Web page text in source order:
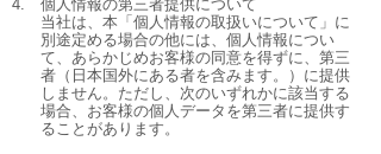
4.
個人情報の第三者提供について
当社は、本「個人情報の取扱いについて」に
別途定める場合の他には、個人情報につい
て、あらかじめお客様の同意を得ずに、第三
者（日本国外にある者を含みます。）に提供
しません。ただし、次のいずれかに該当する
場合、お客様の個人データを第三者に提供す
ることがあります。